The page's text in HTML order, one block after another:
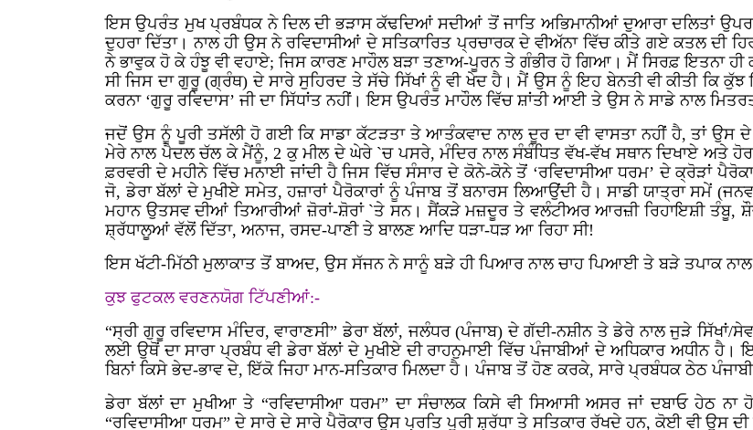
ਇਸ ਉਪਰੰਤ ਮੁਖ ਪ੍ਰਬੰਧਕ ਨੇ ਦਿਲ ਦੀ ਭੜਾਸ ਕੱਢਦਿਆਂ ਸਦੀਆਂ ਤੋਂ ਜਾਤਿ ਅਭਿਮਾਨੀਆਂ ਦੁਆਰਾ ਦਲਿਤਾਂ ਉਪਰ
ਦੁਹਰਾ ਦਿੱਤਾ। ਨਾਲ ਹੀ ਉਸ ਨੇ ਰਵਿਦਾਸੀਆਂ ਦੇ ਸਤਿਕਾਰਿਤ ਪ੍ਰਚਾਰਕ ਦੇ ਵੀਅੱਨਾ ਵਿੱਚ ਕੀਤੇ ਗਏ ਕਤਲ
ਨੇ ਭਾਵੁਕ ਹੋ ਕੇ ਹੰਝੂ ਵੀ ਵਹਾਏ; ਜਿਸ ਕਾਰਣ ਮਾਹੌਲ ਬੜਾ ਤਣਾਅ-ਪੂਰਨ ਤੇ ਗੰਭੀਰ ਹੋ ਗਿਆ। ਮੈਂ ਸਿਰਫ਼ ਇਤਨਾ
ਸੀ ਜਿਸ ਦਾ ਗੁਰੂ (ਗ੍ਰੰਥ) ਦੇ ਸਾਰੇ ਸੁਹਿਰਦ ਤੇ ਸੱਚੇ ਸਿੱਖਾਂ ਨੂੰ ਵੀ ਖੇਦ ਹੈ। ਮੈਂ ਉਸ ਨੂੰ ਇਹ ਬੇਨਤੀ ਵੀ ਕੀਤੀ ਕਿ ਕੁੱਝ
ਕਰਨਾ ‘ਗੁਰੂ ਰਵਿਦਾਸ’ ਜੀ ਦਾ ਸਿੱਧਾਂਤ ਨਹੀਂ। ਇਸ ਉਪਰੰਤ ਮਾਹੌਲ ਵਿੱਚ ਸ਼ਾਂਤੀ ਆਈ ਤੇ ਉਸ ਨੇ ਸਾਡੇ ਨਾਲ
ਜਦੋਂ ਉਸ ਨੂੰ ਪੂਰੀ ਤਸੱਲੀ ਹੋ ਗਈ ਕਿ ਸਾਡਾ ਕੱਟੜਤਾ ਤੇ ਆਤੰਕਵਾਦ ਨਾਲ ਦੂਰ ਦਾ ਵੀ ਵਾਸਤਾ ਨਹੀਂ ਹੈ, ਤਾਂ
ਮੇਰੇ ਨਾਲ ਪੈਦਲ ਚੱਲ ਕੇ ਮੈਂਨੂੰ,2 ਕੁ ਮੀਲ ਦੇ ਘੇਰੇ `ਚ ਪਸਰੇ, ਮੰਦਿਰ ਨਾਲ ਸੰਬੰਧਿਤ ਵੱਖ-ਵੱਖ ਸਥਾਨ ਦਿਖਾਏ ਅਤੇ
ਫ਼ਰਵਰੀ ਦੇ ਮਹੀਨੇ ਵਿੱਚ ਮਨਾਈ ਜਾਂਦੀ ਹੈ ਜਿਸ ਵਿੱਚ ਸੰਸਾਰ ਦੇ ਕੋਨੇ-ਕੋਨੇ ਤੋਂ ‘ਰਵਿਦਾਸੀਆ ਧਰਮ’ ਦੇ ਕ੍ਰੋੜਾਂ
ਜੋ, ਡੇਰਾ ਬੱਲਾਂ ਦੇ ਮੁਖੀਏ ਸਮੇਤ, ਹਜ਼ਾਰਾਂ ਪੈਰੋਕਾਰਾਂ ਨੂੰ ਪੰਜਾਬ ਤੋਂ ਬਨਾਰਸ ਲਿਆਉਂਦੀ ਹੈ। ਸਾਡੀ ਯਾਤ੍ਰਾ ਸਮੇਂ
ਮਹਾਨ ਉਤਸਵ ਦੀਆਂ ਤਿਆਰੀਆਂ ਜ਼ੋਰਾਂ-ਸ਼ੋਰਾਂ `ਤੇ ਸਨ। ਸੈਂਕੜੇ ਮਜ਼ਦੂਰ ਤੇ ਵਲੰਟੀਅਰ ਆਰਜ਼ੀ ਰਿਹਾਇਸ਼ੀ ਤੰਬੂ,
ਸ਼੍ਰੱਧਾਲੂਆਂ ਵੱਲੋਂ ਦਿੱਤਾ, ਅਨਾਜ, ਰਸਦ-ਪਾਣੀ ਤੇ ਬਾਲਣ ਆਦਿ ਧੜਾ-ਧੜ ਆ ਰਿਹਾ ਸੀ!
ਇਸ ਖੱਟੀ-ਮਿੱਠੀ ਮੁਲਾਕਾਤ ਤੋਂ ਬਾਅਦ, ਉਸ ਸੱਜਨ ਨੇ ਸਾਨੂੰ ਬੜੇ ਹੀ ਪਿਆਰ ਨਾਲ ਚਾਹ ਪਿਆਈ ਤੇ ਬੜੇ ਤਪਾਕ ਨਾਲ
ਕੁਝ ਫੁਟਕਲ ਵਰਣਨਯੋਗ ਟਿੱਪਣੀਆਂ:-
“ਸ੍ਰੀ ਗੁਰੂ ਰਵਿਦਾਸ ਮੰਦਿਰ, ਵਾਰਾਣਸੀ” ਡੇਰਾ ਬੱਲਾਂ, ਜਲੰਧਰ (ਪੰਜਾਬ) ਦੇ ਗੱਦੀ-ਨਸ਼ੀਨ ਤੇ ਡੇਰੇ ਨਾਲ ਜੁੜੇ
ਲਈ ਉਥੋਂ ਦਾ ਸਾਰਾ ਪ੍ਰਬੰਧ ਵੀ ਡੇਰਾ ਬੱਲਾਂ ਦੇ ਮੁਖੀਏ ਦੀ ਰਾਹਨੁਮਾਈ ਵਿੱਚ ਪੰਜਾਬੀਆਂ ਦੇ ਅਧਿਕਾਰ ਅਧੀਨ
ਬਿਨਾਂ ਕਿਸੇ ਭੇਦ-ਭਾਵ ਦੇ, ਇੱਕੋ ਜਿਹਾ ਮਾਨ-ਸਤਿਕਾਰ ਮਿਲਦਾ ਹੈ। ਪੰਜਾਬ ਤੋਂ ਹੋਣ ਕਰਕੇ, ਸਾਰੇ ਪ੍ਰਬੰਧਕ ਠੇਠ
ਡੇਰਾ ਬੱਲਾਂ ਦਾ ਮੁਖੀਆ ਤੇ “ਰਵਿਦਾਸੀਆ ਧਰਮ” ਦਾ ਸੰਚਾਲਕ ਕਿਸੇ ਵੀ ਸਿਆਸੀ ਅਸਰ ਜਾਂ ਦਬਾਓ ਹੇਠ
“ਰਵਿਦਾਸੀਆ ਧਰਮ” ਦੇ ਸਾਰੇ ਦੇ ਸਾਰੇ ਪੈਰੋਕਾਰ ਉਸ ਪ੍ਰਤਿ ਪੂਰੀ ਸ਼੍ਰੱਧਾ ਤੇ ਸਤਿਕਾਰ ਰੱਖਦੇ ਹਨ, ਕੋਈ ਵੀ ਉਸ